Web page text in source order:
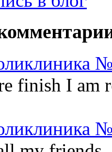
finish I am